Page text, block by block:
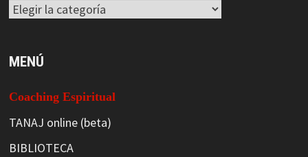
Categorías
MENÚ
Coaching Espiritual
TANAJ online (beta)
BIBLIOTECA